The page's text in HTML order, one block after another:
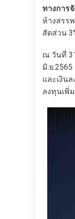
ทางการ
ห้างสรร
สัดส่วน
ณ วันที่
มิ.ย
และเงิน
ลงทุนเพิ่